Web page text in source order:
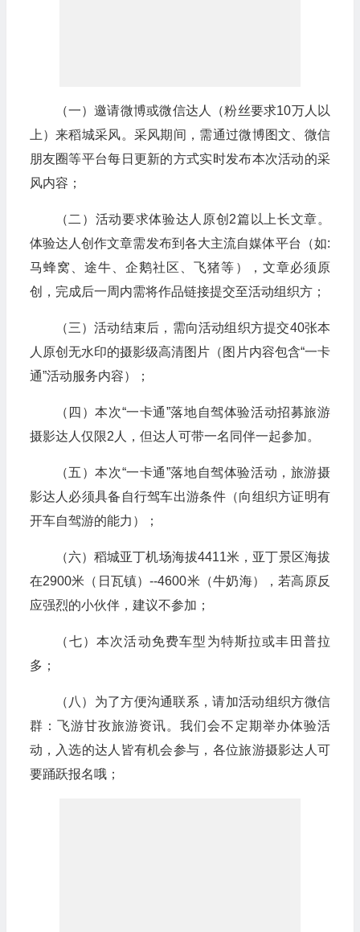
（一）邀请微博或微信达人（粉丝要求10万人以
上）来稻城采风。采风期间，需通过微博图文、微信
朋友圈等平台每日更新的方式实时发布本次活动的采
风内容；
（二）活动要求体验达人原创2篇以上长文章。
体验达人创作文章需发布到各大主流自媒体平台（如:
马蜂窝、途牛、企鹅社区、飞猪等），文章必须原
创，完成后一周内需将作品链接提交至活动组织方；
（三）活动结束后，需向活动组织方提交40张本
人原创无水印的摄影级高清图片（图片内容包含“一卡
通”活动服务内容）；
（四）本次“一卡通”落地自驾体验活动招募旅游
摄影达人仅限2人，但达人可带一名同伴一起参加。
（五）本次“一卡通”落地自驾体验活动，旅游摄
影达人必须具备自行驾车出游条件（向组织方证明有
开车自驾游的能力）；
（六）稻城亚丁机场海拔4411米，亚丁景区海拔
在2900米（日瓦镇）--4600米（牛奶海），若高原反
应强烈的小伙伴，建议不参加；
（七）本次活动免费车型为特斯拉或丰田普拉
多；
（八）为了方便沟通联系，请加活动组织方微信
群：飞游甘孜旅游资讯。我们会不定期举办体验活
动，入选的达人皆有机会参与，各位旅游摄影达人可
要踊跃报名哦；